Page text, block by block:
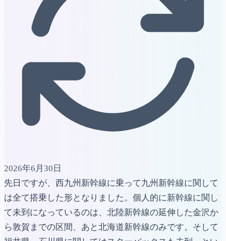
2026年6月30日
先日ですが、西九州新幹線に乗って九州新幹線に関して
は全て搭乗した形となりました。個人的に新幹線に関し
て未到になっているのは、北陸新幹線の延伸した金沢か
ら敦賀までの区間、あと北海道新幹線のみです。そして